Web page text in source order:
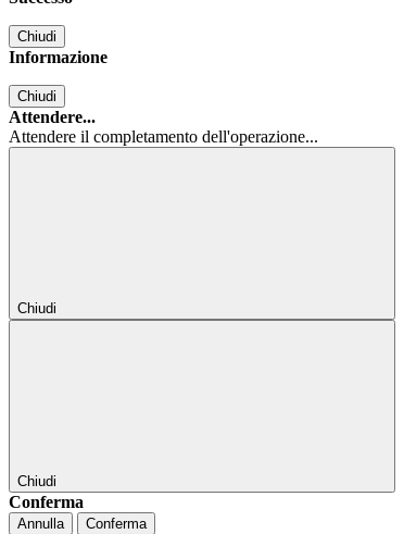
Chiudi
Informazione
Chiudi
Attendere...
Attendere il completamento dell'operazione...
Chiudi
Chiudi
Conferma
Annulla Conferma